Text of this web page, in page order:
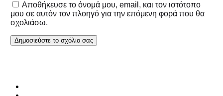
Αποθήκευσε το όνομά μου, email, και τον ιστότοπο
μου σε αυτόν τον πλοηγό για την επόμενη φορά που θα
σχολιάσω.